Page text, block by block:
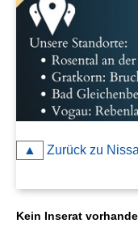
▲ Zurück zu
Kein Inserat